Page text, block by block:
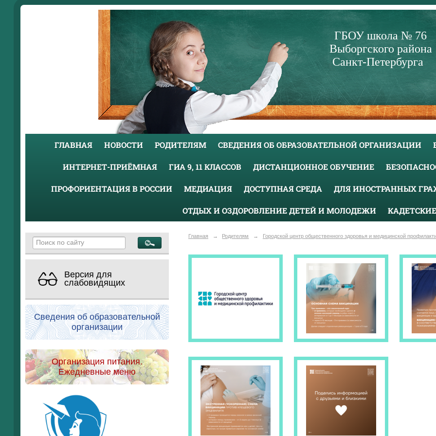
ГБОУ школа № 76
Выборгского района
Санкт-Петербурга
ГЛАВНАЯ НОВОСТИ РОДИТЕЛЯМ СВЕДЕНИЯ ОБ ОБРАЗОВАТЕЛЬНОЙ ОРГАНИЗАЦИИ
ИНТЕРНЕТ-ПРИЁМНАЯ ГИА 9, 11 КЛАССОВ ДИСТАНЦИОННОЕ ОБУЧЕНИЕ
ПРОФОРИЕНТАЦИЯ В РОССИИ МЕДИАЦИЯ ДОСТУПНАЯ СРЕДА ДЛЯ ИНОСТРАННЫХ
ОТДЫХ И ОЗДОРОВЛЕНИЕ ДЕТЕЙ И МОЛОДЕЖИ
Версия для
слабовидящих
Сведения об образовательной
организации
Организация питания.
Ежедневные меню
Главная → Родителям → Городской центр общественного здоровья и медицинской